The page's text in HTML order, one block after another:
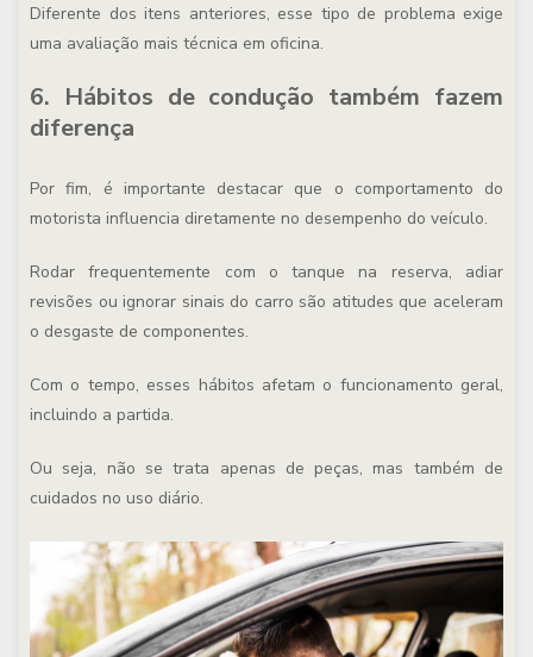
Diferente dos itens anteriores, esse tipo de problema exige
uma avaliação mais técnica em oficina.
6. Hábitos de condução também fazem
diferença
Por fim, é importante destacar que o comportamento do
motorista influencia diretamente no desempenho do veículo.
Rodar frequentemente com o tanque na reserva, adiar
revisões ou ignorar sinais do carro são atitudes que aceleram
o desgaste de componentes.
Com o tempo, esses hábitos afetam o funcionamento geral,
incluindo a partida.
Ou seja, não se trata apenas de peças, mas também de
cuidados no uso diário.